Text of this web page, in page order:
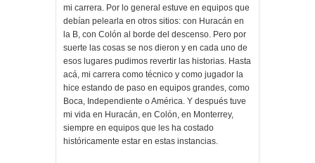
mi carrera. Por lo general estuve en equipos que
debían pelearla en otros sitios: con Huracán en
la B, con Colón al borde del descenso. Pero por
suerte las cosas se nos dieron y en cada uno de
esos lugares pudimos revertir las historias. Hasta
acá, mi carrera como técnico y como jugador la
hice estando de paso en equipos grandes, como
Boca, Independiente o América. Y después tuve
mi vida en Huracán, en Colón, en Monterrey,
siempre en equipos que les ha costado
históricamente estar en estas instancias.